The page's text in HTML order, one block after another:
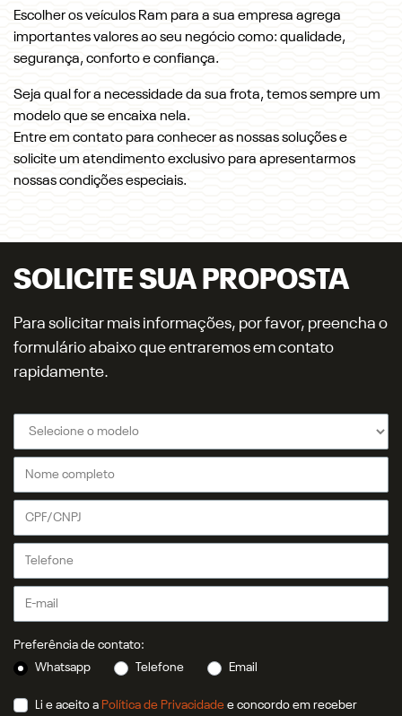
Escolher os veículos Ram para a sua empresa agrega
importantes valores ao seu negócio como: qualidade,
segurança, conforto e confiança.
Seja qual for a necessidade da sua frota, temos sempre um
modelo que se encaixa nela.
Entre em contato para conhecer as nossas soluções e
solicite um atendimento exclusivo para apresentarmos
nossas condições especiais.
SOLICITE SUA PROPOSTA
Para solicitar mais informações, por favor, preencha o
formulário abaixo que entraremos em contato
rapidamente.
Preferência de contato:
Whatsapp
Telefone Email
Li e aceito a Política de Privacidade e concordo em receber